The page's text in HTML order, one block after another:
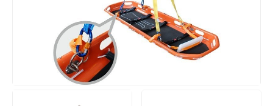
Plecak ratownika medycznego
Opatrunki na oparzenia Water Jel